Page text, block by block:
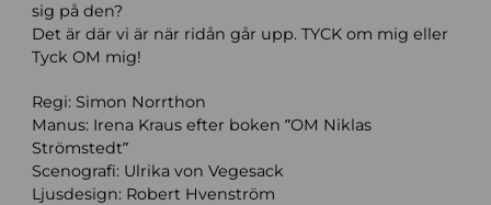
sig på den?
Det är där vi är när ridån går upp. TYCK om mig eller
Tyck OM mig!
Regi: Simon Norrthon
Manus: Irena Kraus efter boken ”OM Niklas
Strömstedt”
Scenografi: Ulrika von Vegesack
Ljusdesign: Robert Hvenström